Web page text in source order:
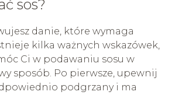
sos?
danie, które wymaga
kilka ważnych wskazówek,
Ci w podawaniu sosu w
sposób. Po pierwsze, upewnij
podgrzany i ma